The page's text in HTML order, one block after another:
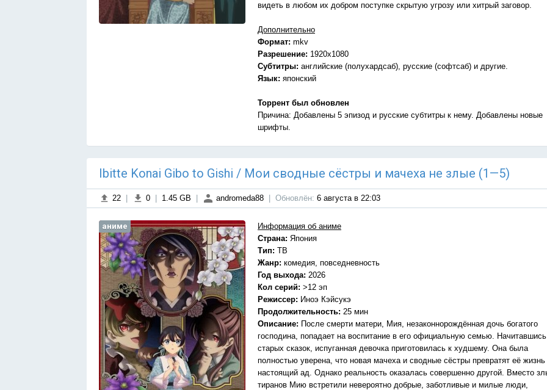
видеть в любом их добром поступке скрытую угрозу или хитрый заговор.
Дополнительно
Формат: mkv
Разрешение: 1920x1080
Субтитры: английские (полухардсаб), русские (софтсаб) и другие.
Язык: японский
Торрент был обновлен
Причина: Добавлены 5 эпизод и русские субтитры к нему. Добавлены новые
шрифты.
Ibitte Konai Gibo to Gishi / Мои сводные сёстры и мачеха не злые (1—5)
22 0 1.45 GB andromeda88 Обновлён: 6 августа в 22:03
аниме
Информация об аниме
Страна: Япония
Тип: ТВ
Жанр: комедия, повседневность
Год выхода: 2026
Кол серий: >12 эп
Режиссер: Иноэ Кэйсукэ
Продолжительность: 25 мин
Описание: После смерти матери, Мия, незаконнорождённая дочь богатого
господина, попадает на воспитание в его официальную семью. Начитавшись
старых сказок, испуганная девочка приготовилась к худшему. Она была
полностью уверена, что новая мачеха и сводные сёстры превратят её жизнь
настоящий ад. Однако реальность оказалась совершенно другой. Вместо
тиранов Мию встретили невероятно добрые, заботливые и милые люди,